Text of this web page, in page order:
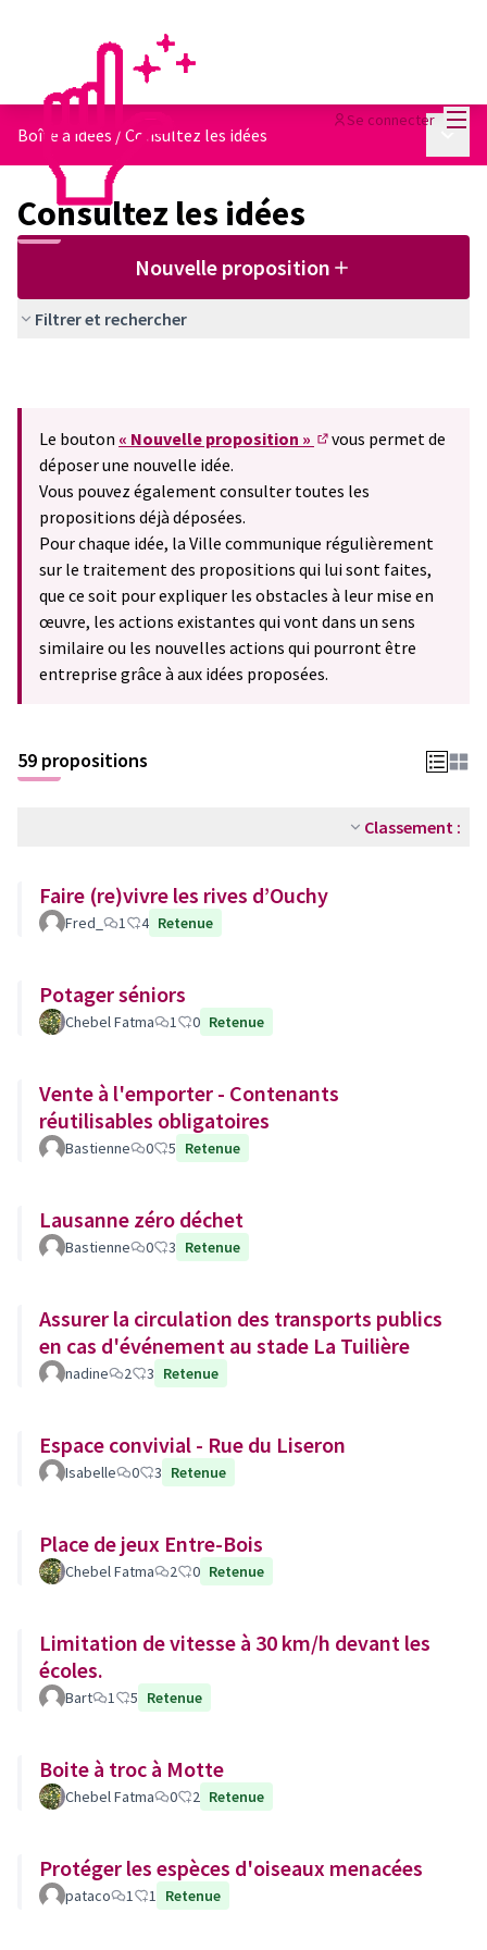
Se connecter
Boîte à idées / Consultez les idées
Consultez les idées
Nouvelle proposition
Filtrer et rechercher
Le bouton « Nouvelle proposition »
vous permet de
déposer une nouvelle idée.
Vous pouvez également consulter toutes les
propositions déjà déposées.
Pour chaque idée, la Ville communique régulièrement
sur le traitement des propositions qui lui sont faites,
que ce soit pour expliquer les obstacles à leur mise en
œuvre, les actions existantes qui vont dans un sens
similaire ou les nouvelles actions qui pourront être
entreprise grâce à aux idées proposées.
59 propositions
Classement :
Faire (re)vivre les rives d’Ouchy
Fred_ 1 4 Retenue
Potager séniors
Chebel Fatma 1 0 Retenue
Vente à l'emporter - Contenants
réutilisables obligatoires
Bastienne 0 5 Retenue
Lausanne zéro déchet
Bastienne 0 3 Retenue
Assurer la circulation des transports publics
en cas d'événement au stade La Tuilière
nadine 2 3 Retenue
Espace convivial - Rue du Liseron
Isabelle 0 3 Retenue
Place de jeux Entre-Bois
Chebel Fatma 2 0 Retenue
Limitation de vitesse à 30 km/h devant les
écoles.
Bart 1 5 Retenue
Boite à troc à Motte
Chebel Fatma 0 2 Retenue
Protéger les espèces d'oiseaux menacées
pataco 1 1 Retenue